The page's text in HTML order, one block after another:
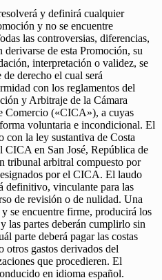
y definirá cualquier
y no se encuentre
las controversias, diferencias,
de esta Promoción, su
interpretación o validez, se
derecho el cual será
con los reglamentos del
y Arbitraje de la Cámara
Comercio («CICA»), a cuyas
voluntaria e incondicional. El
con la ley sustantiva de Costa
CICA en San José, República de
tribunal arbitral compuesto por
por el CICA. El laudo
definitivo, vinculante para las
de revisión o de nulidad. Una
se encuentre firme, producirá los
las partes deberán cumplirlo sin
parte deberá pagar las costas
otros gastos derivados del
que procedieren. El
en idioma español.